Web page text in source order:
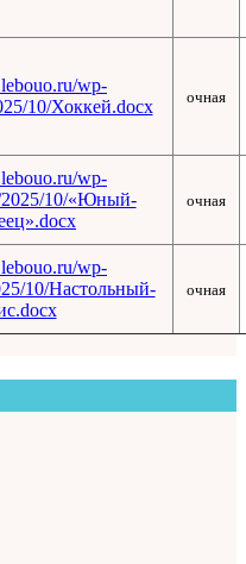
wp-
10/Хоккей.docx
очная
wp-
2025/10/«Юный-
очная
wp-
10/Настольный-
очная